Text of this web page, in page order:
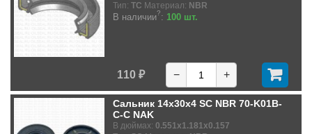
Тип: TC Материал: NBR
В наличии?: 100 шт.
110 ₽ − +
Сальник 14x30x4 SC NBR 70-K01B-
C-C NAK
В дюймах: 0.551x1.181x0.157